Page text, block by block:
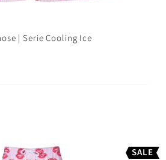
| Serie Cooling Ice
SALE